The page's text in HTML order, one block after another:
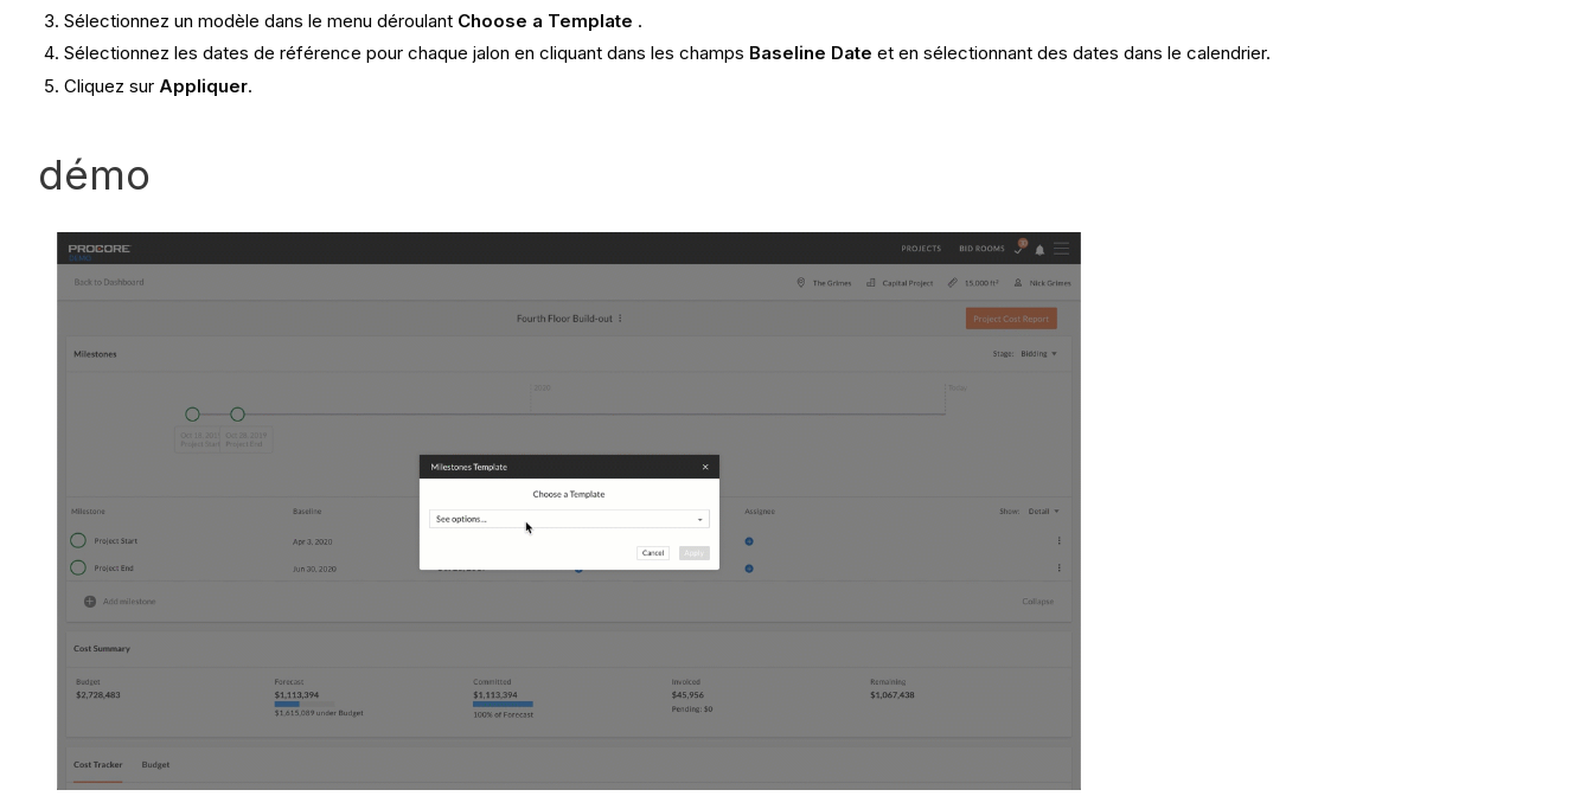
Sélectionnez un modèle dans le menu déroulant Choose a Template .
Sélectionnez les dates de référence pour chaque jalon en cliquant dans les champs Baseline Date et en sélectionnant des dates dans le calendrier.
Cliquez sur Appliquer.
démo